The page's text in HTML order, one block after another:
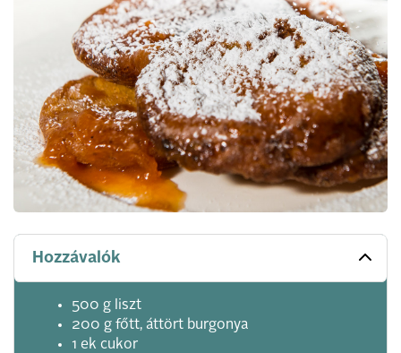
Hozzávalók
500 g liszt
200 g főtt, áttört burgonya
1 ek cukor